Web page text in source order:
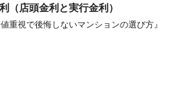
（店頭金利と実行金利）
視で後悔しないマンションの選び方』